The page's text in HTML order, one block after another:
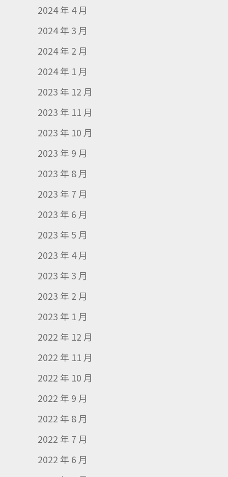
2024 年 4 月
2024 年 3 月
2024 年 2 月
2024 年 1 月
2023 年 12 月
2023 年 11 月
2023 年 10 月
2023 年 9 月
2023 年 8 月
2023 年 7 月
2023 年 6 月
2023 年 5 月
2023 年 4 月
2023 年 3 月
2023 年 2 月
2023 年 1 月
2022 年 12 月
2022 年 11 月
2022 年 10 月
2022 年 9 月
2022 年 8 月
2022 年 7 月
2022 年 6 月